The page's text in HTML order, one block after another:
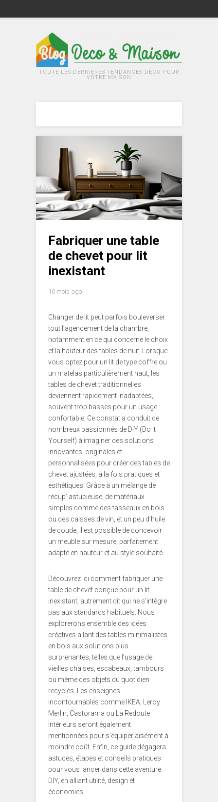
TOUTE LES DERNIÈRES TENDANCES DÉCO POUR
VOTRE MAISON
Fabriquer une table
de chevet pour lit
inexistant
10 mois ago
Changer de lit peut parfois bouleverser
tout l’agencement de la chambre,
notamment en ce qui concerne le choix
et la hauteur des tables de nuit. Lorsque
vous optez pour un lit de type coffre ou
un matelas particulièrement haut, les
tables de chevet traditionnelles
deviennent rapidement inadaptées,
souvent trop basses pour un usage
confortable. Ce constat a conduit de
nombreux passionnés de DIY (Do It
Yourself) à imaginer des solutions
innovantes, originales et
personnalisées pour créer des tables de
chevet ajustées, à la fois pratiques et
esthétiques. Grâce à un mélange de
récup’ astucieuse, de matériaux
simples comme des tasseaux en bois
ou des caisses de vin, et un peu d’huile
de coude, il est possible de concevoir
un meuble sur mesure, parfaitement
adapté en hauteur et au style souhaité.
Découvrez ici comment fabriquer une
table de chevet conçue pour un lit
inexistant, autrement dit qui ne s’intègre
pas aux standards habituels. Nous
explorerons ensemble des idées
créatives allant des tables minimalistes
en bois aux solutions plus
surprenantes, telles que l’usage de
vieilles chaises, escabeaux, tambours
ou même des objets du quotidien
recyclés. Les enseignes
incontournables comme IKEA, Leroy
Merlin, Castorama ou La Redoute
Intérieurs seront également
mentionnées pour s’équiper aisément à
moindre coût. Enfin, ce guide dégagera
astuces, étapes et conseils pratiques
pour vous lancer dans cette aventure
DIY, en alliant utilité, design et
économies.